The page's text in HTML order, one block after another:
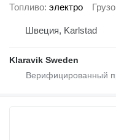
Топливо электро
Швеция, Karlstad
Klaravik Sweden